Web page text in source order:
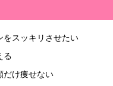
をスッキリさせたい
る
だけ痩せない